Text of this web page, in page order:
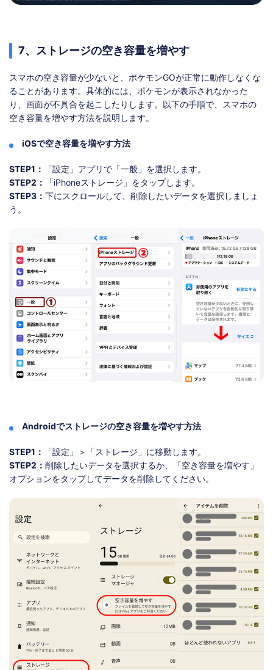
7、ストレージの空き容量を増やす
スマホの空き容量が少ないと、ポケモンGOが正常に動作しなくな
ることがあります。具体的には、ポケモンが表示されなかった
り、画面が不具合を起こしたりします。以下の手順で、スマホの
空き容量を増やす方法を説明します。
iOSで空き容量を増やす方法
STEP1：
「設定」アプリで「一般」を選択します。
STEP2：
「iPhoneストレージ」をタップします。
STEP3： 下にスクロールして、削除したいデータを選択しましょ
う。
Androidでストレージの空き容量を増やす方法
STEP1：
「設定」＞「ストレージ」に移動します。
STEP2： 削除したいデータを選択するか、「空き容量を増やす」
オプションをタップしてデータを削除してください。